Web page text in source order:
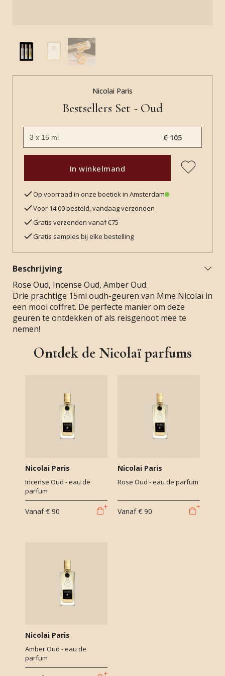
Nicolai Paris
Bestsellers Set - Oud
€ 105
In winkelmand
Op voorraad in onze boetiek in Amsterdam
Voor 14:00 besteld, vandaag verzonden
Gratis verzenden vanaf €75
Gratis samples bij elke bestelling
Beschrijving
Rose Oud, Incense Oud, Amber Oud.
Drie prachtige 15ml oudh-geuren van Mme Nicolaï in
een mooi coffret. De perfecte manier om deze
geuren te ontdekken of als reisgenoot mee te
nemen!
Ontdek de Nicolaï parfums
Nicolai Paris
Incense Oud - eau de
parfum
Vanaf € 90
Nicolai Paris
Rose Oud - eau de parfum
Vanaf € 90
Nicolai Paris
Amber Oud - eau de
parfum